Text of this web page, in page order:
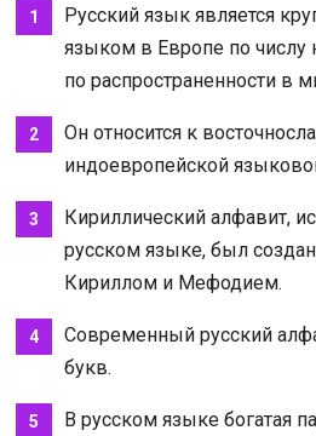
Русский язык является
языком в Европе по
по распространенности в
Он относится к
индоевропейской
Кириллический алфавит,
русском языке, был
Кириллом и Мефодием.
Современный русский
букв.
В русском языке богатая